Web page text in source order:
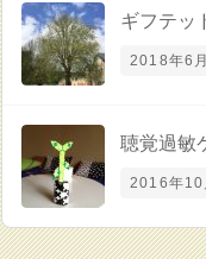
ギフテッ
2018年6
聴覚過敏
2016年10